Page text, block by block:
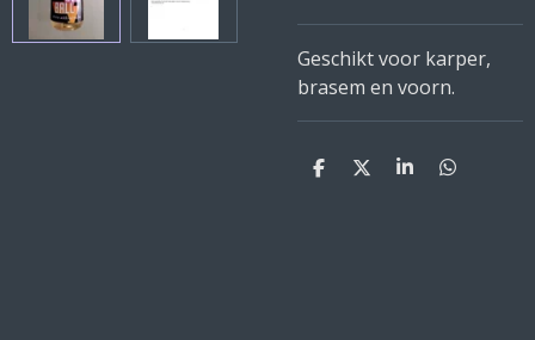
Geschikt voor karper,
brasem en voorn.
D
D
S
D